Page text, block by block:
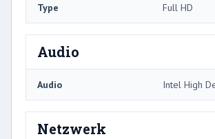
Type Full HD
Audio
Audio Intel High
Netzwerk